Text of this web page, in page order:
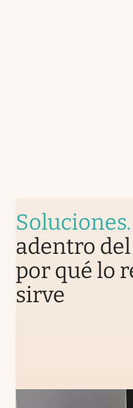
Soluciones.
adentro
por qué lo
sirve